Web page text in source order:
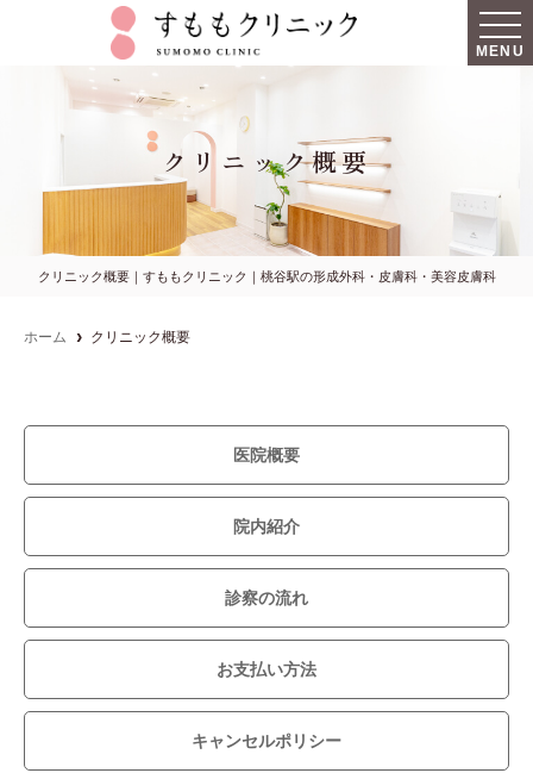
MENU
クリニック概要
クリニック概要｜すももクリニック｜桃谷駅の形成外科・皮膚科・美容皮膚科
ホーム クリニック概要
医院概要
院内紹介
診察の流れ
お支払い方法
キャンセルポリシー